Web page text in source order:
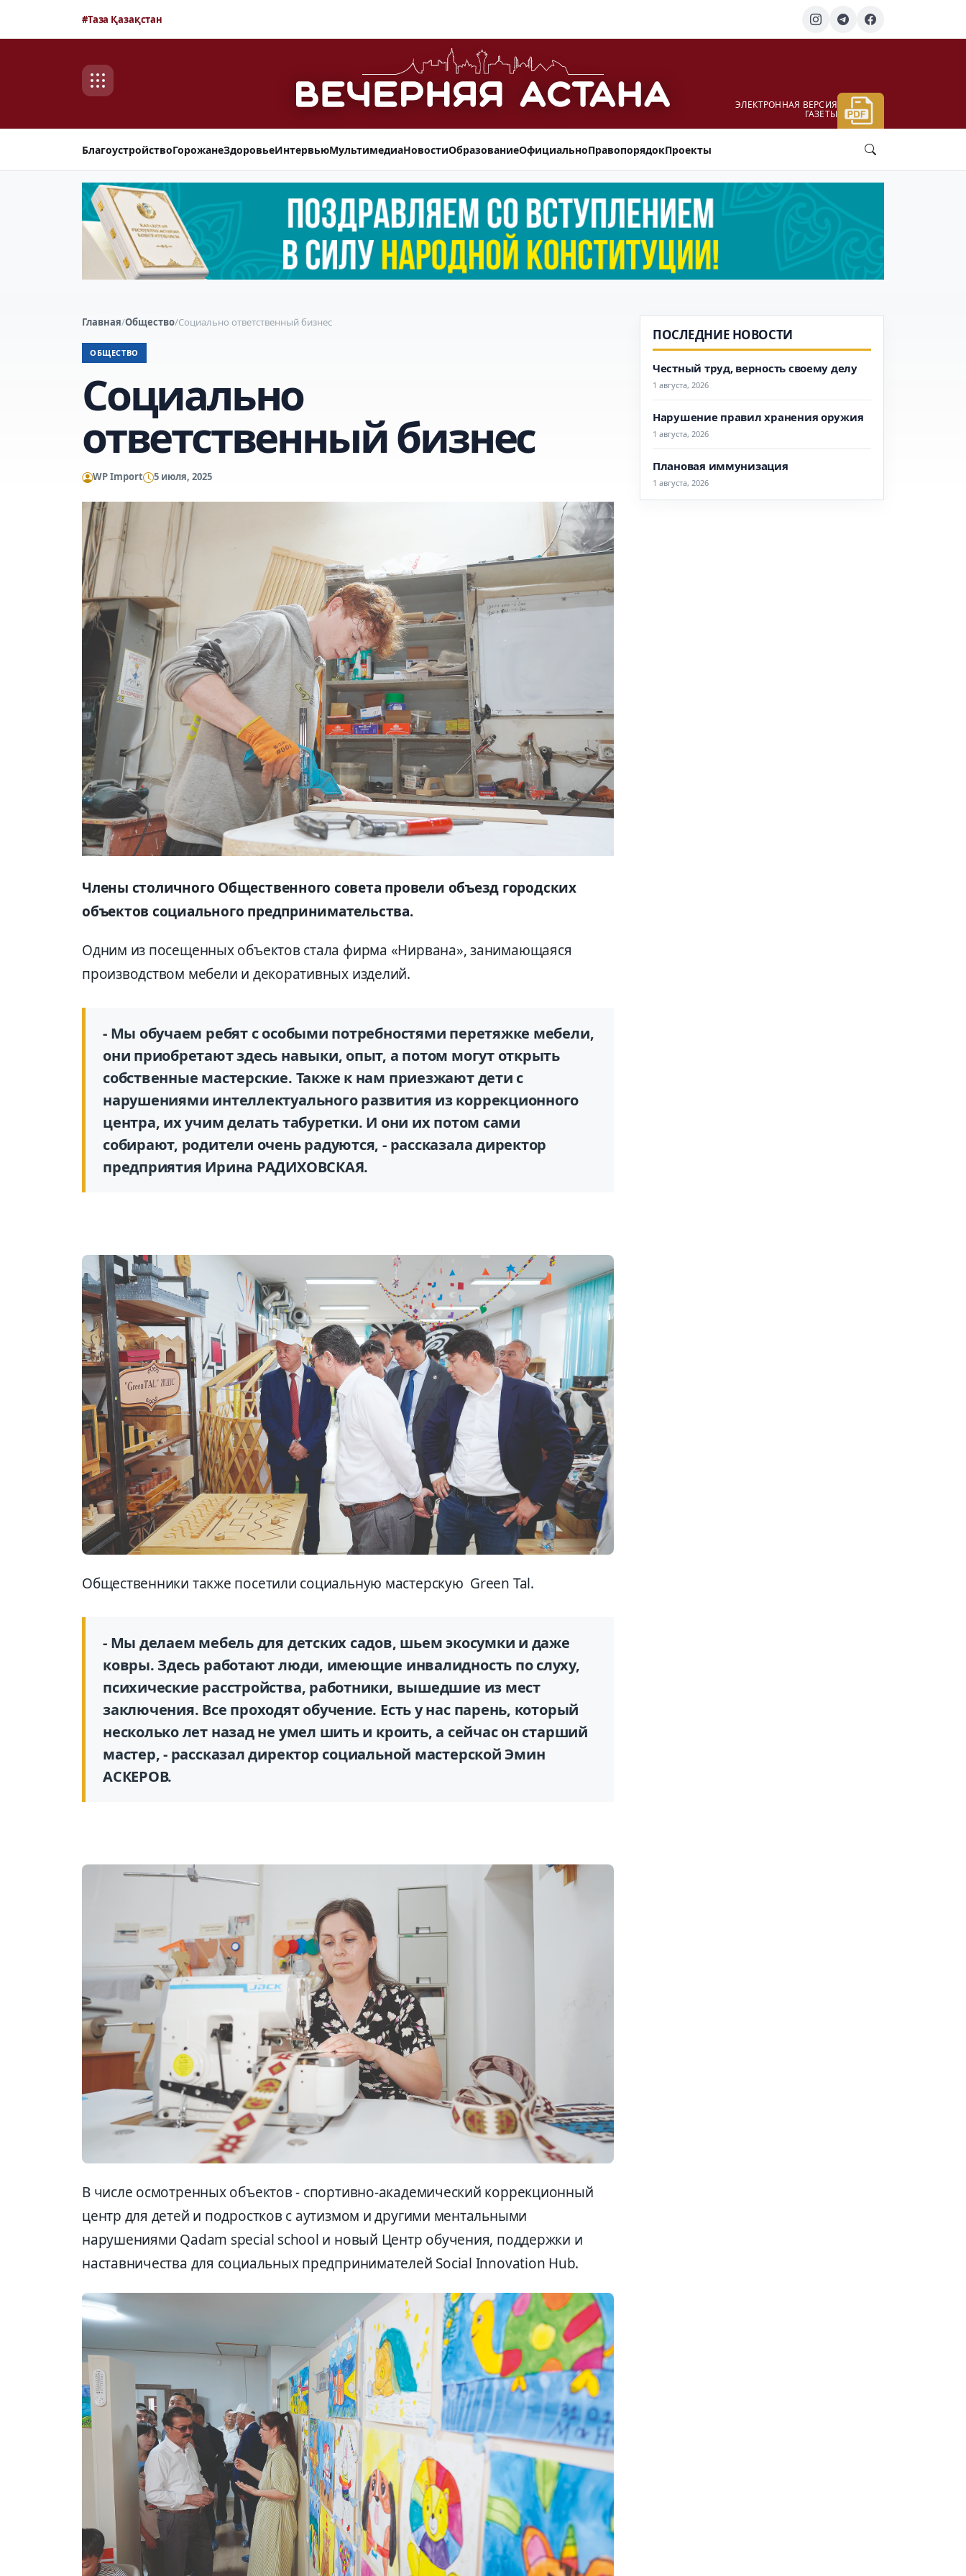
#Таза Қазақстан
ЭЛЕКТРОННАЯ ВЕРСИЯ
ГАЗЕТЫ
БлагоустройствоГорожанеЗдоровьеИнтервьюМультимедиаНовостиОбразованиеОфициальноПравопорядокПроекты
Главная/Общество/Социально ответственный бизнес
ОБЩЕСТВО
Социально
ответственный бизнес
WP Import 5 июля, 2025
Члены столичного Общественного совета провели объезд городских
объектов социального предпринимательства.
Одним из посещенных объектов стала фирма «Нирвана», занимающаяся
производством мебели и декоративных изделий.
- Мы обучаем ребят с особыми потребностями перетяжке мебели,
они приобретают здесь навыки, опыт, а потом могут открыть
собственные мастерские. Также к нам приезжают дети с
нарушениями интеллектуального развития из коррекционного
центра, их учим делать табуретки. И они их потом сами
собирают, родители очень радуются, - рассказала директор
предприятия Ирина РАДИХОВСКАЯ.
Общественники также посетили социальную мастерскую Green Tal.
- Мы делаем мебель для детских садов, шьем экосумки и даже
ковры. Здесь работают люди, имеющие инвалидность по слуху,
психические расстройства, работники, вышедшие из мест
заключения. Все проходят обучение. Есть у нас парень, который
несколько лет назад не умел шить и кроить, а сейчас он старший
мастер, - рассказал директор социальной мастерской Эмин
АСКЕРОВ.
В числе осмотренных объектов - спортивно-академический коррекционный
центр для детей и подростков с аутизмом и другими ментальными
нарушениями Qadam special school и новый Центр обучения, поддержки и
наставничества для социальных предпринимателей Social Innovation Hub.
ПОСЛЕДНИЕ НОВОСТИ
Честный труд, верность своему делу
1 августа, 2026
Нарушение правил хранения оружия
1 августа, 2026
Плановая иммунизация
1 августа, 2026